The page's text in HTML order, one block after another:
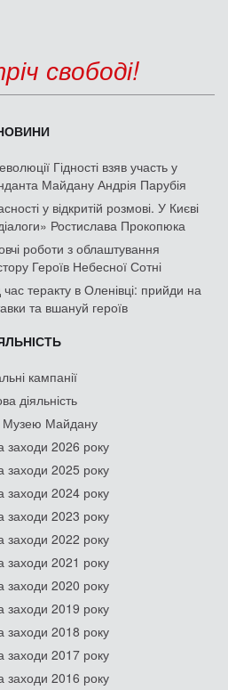
свободі!
Гідності взяв участь у
Майдану Андрія Парубія
у відкритій розмові. У Києві
Ростислава Прокопюка
роботи з облаштування
Героїв Небесної Сотні
час теракту в Оленівці: прийди на
та вшануй героїв
кампанії
діяльність
Музею Майдану
заходи 2026 року
заходи 2025 року
заходи 2024 року
заходи 2023 року
заходи 2022 року
заходи 2021 року
заходи 2020 року
заходи 2019 року
заходи 2018 року
заходи 2017 року
заходи 2016 року